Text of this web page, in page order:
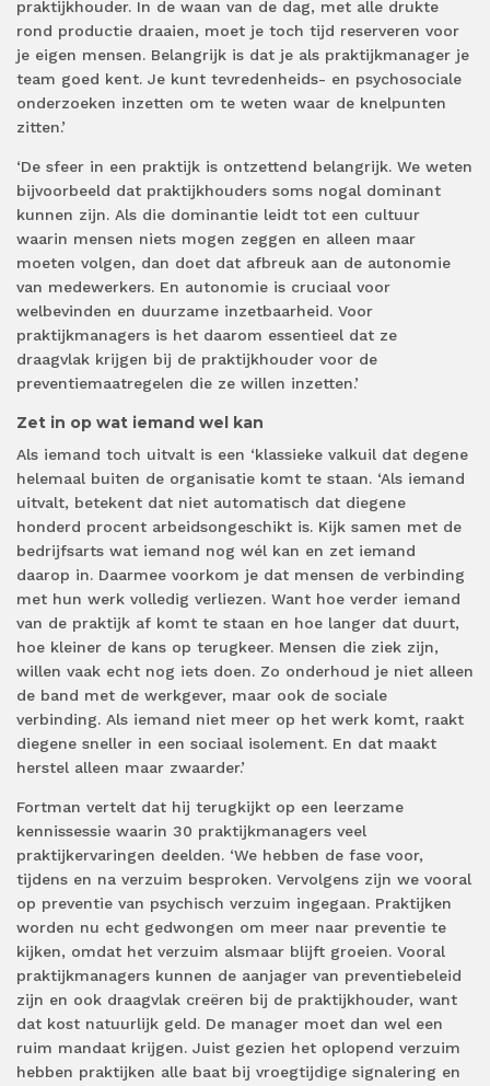
praktijkhouder. In de waan van de dag, met alle drukte
rond productie draaien, moet je toch tijd reserveren voor
je eigen mensen. Belangrijk is dat je als praktijkmanager je
team goed kent. Je kunt tevredenheids- en psychosociale
onderzoeken inzetten om te weten waar de knelpunten
zitten.’
‘De sfeer in een praktijk is ontzettend belangrijk. We weten
bijvoorbeeld dat praktijkhouders soms nogal dominant
kunnen zijn. Als die dominantie leidt tot een cultuur
waarin mensen niets mogen zeggen en alleen maar
moeten volgen, dan doet dat afbreuk aan de autonomie
van medewerkers. En autonomie is cruciaal voor
welbevinden en duurzame inzetbaarheid. Voor
praktijkmanagers is het daarom essentieel dat ze
draagvlak krijgen bij de praktijkhouder voor de
preventiemaatregelen die ze willen inzetten.’
Zet in op wat iemand wel kan
Als iemand toch uitvalt is een ‘klassieke valkuil dat degene
helemaal buiten de organisatie komt te staan. ‘Als iemand
uitvalt, betekent dat niet automatisch dat diegene
honderd procent arbeidsongeschikt is. Kijk samen met de
bedrijfsarts wat iemand nog wél kan en zet iemand
daarop in. Daarmee voorkom je dat mensen de verbinding
met hun werk volledig verliezen. Want hoe verder iemand
van de praktijk af komt te staan en hoe langer dat duurt,
hoe kleiner de kans op terugkeer. Mensen die ziek zijn,
willen vaak echt nog iets doen. Zo onderhoud je niet alleen
de band met de werkgever, maar ook de sociale
verbinding. Als iemand niet meer op het werk komt, raakt
diegene sneller in een sociaal isolement. En dat maakt
herstel alleen maar zwaarder.’
Fortman vertelt dat hij terugkijkt op een leerzame
kennissessie waarin 30 praktijkmanagers veel
praktijkervaringen deelden. ‘We hebben de fase voor,
tijdens en na verzuim besproken. Vervolgens zijn we vooral
op preventie van psychisch verzuim ingegaan. Praktijken
worden nu echt gedwongen om meer naar preventie te
kijken, omdat het verzuim alsmaar blijft groeien. Vooral
praktijkmanagers kunnen de aanjager van preventiebeleid
zijn en ook draagvlak creëren bij de praktijkhouder, want
dat kost natuurlijk geld. De manager moet dan wel een
ruim mandaat krijgen. Juist gezien het oplopend verzuim
hebben praktijken alle baat bij vroegtijdige signalering en